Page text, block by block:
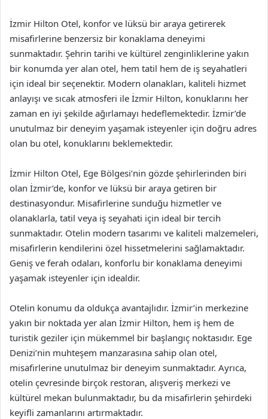
İzmir Hilton Otel, konfor ve lüksü bir araya getirerek
misafirlerine benzersiz bir konaklama deneyimi
sunmaktadır. Şehrin tarihi ve kültürel zenginliklerine yakın
bir konumda yer alan otel, hem tatil hem de iş seyahatleri
için ideal bir seçenektir. Modern olanakları, kaliteli hizmet
anlayışı ve sıcak atmosferi ile İzmir Hilton, konuklarını her
zaman en iyi şekilde ağırlamayı hedeflemektedir. İzmir’de
unutulmaz bir deneyim yaşamak isteyenler için doğru adres
olan bu otel, konuklarını beklemektedir.
İzmir Hilton Otel, Ege Bölgesi’nin gözde şehirlerinden biri
olan İzmir’de, konfor ve lüksü bir araya getiren bir
destinasyondur. Misafirlerine sunduğu hizmetler ve
olanaklarla, tatil veya iş seyahati için ideal bir tercih
sunmaktadır. Otelin modern tasarımı ve kaliteli malzemeleri,
misafirlerin kendilerini özel hissetmelerini sağlamaktadır.
Geniş ve ferah odaları, konforlu bir konaklama deneyimi
yaşamak isteyenler için idealdir.
Otelin konumu da oldukça avantajlıdır. İzmir’in merkezine
yakın bir noktada yer alan İzmir Hilton, hem iş hem de
turistik geziler için mükemmel bir başlangıç noktasıdır. Ege
Denizi’nin muhteşem manzarasına sahip olan otel,
misafirlerine unutulmaz bir deneyim sunmaktadır. Ayrıca,
otelin çevresinde birçok restoran, alışveriş merkezi ve
kültürel mekan bulunmaktadır, bu da misafirlerin şehirdeki
keyifli zamanlarını artırmaktadır.